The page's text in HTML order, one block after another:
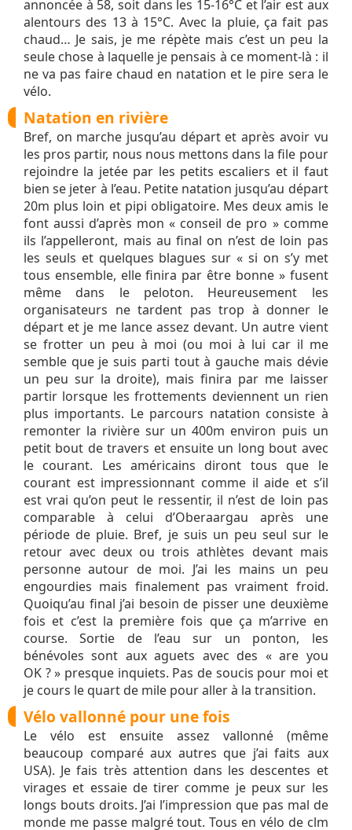
annoncée à 58, soit dans les 15-16°C et l’air est aux
alentours des 13 à 15°C. Avec la pluie, ça fait pas
chaud… Je sais, je me répète mais c’est un peu la
seule chose à laquelle je pensais à ce moment-là : il
ne va pas faire chaud en natation et le pire sera le
vélo.
Natation en rivière
Bref, on marche jusqu’au départ et après avoir vu
les pros partir, nous nous mettons dans la file pour
rejoindre la jetée par les petits escaliers et il faut
bien se jeter à l’eau. Petite natation jusqu’au départ
20m plus loin et pipi obligatoire. Mes deux amis le
font aussi d’après mon « conseil de pro » comme
ils l’appelleront, mais au final on n’est de loin pas
les seuls et quelques blagues sur « si on s’y met
tous ensemble, elle finira par être bonne » fusent
même dans le peloton. Heureusement les
organisateurs ne tardent pas trop à donner le
départ et je me lance assez devant. Un autre vient
se frotter un peu à moi (ou moi à lui car il me
semble que je suis parti tout à gauche mais dévie
un peu sur la droite), mais finira par me laisser
partir lorsque les frottements deviennent un rien
plus importants. Le parcours natation consiste à
remonter la rivière sur un 400m environ puis un
petit bout de travers et ensuite un long bout avec
le courant. Les américains diront tous que le
courant est impressionnant comme il aide et s’il
est vrai qu’on peut le ressentir, il n’est de loin pas
comparable à celui d’Oberaargau après une
période de pluie. Bref, je suis un peu seul sur le
retour avec deux ou trois athlètes devant mais
personne autour de moi. J’ai les mains un peu
engourdies mais finalement pas vraiment froid.
Quoiqu’au final j’ai besoin de pisser une deuxième
fois et c’est la première fois que ça m’arrive en
course. Sortie de l’eau sur un ponton, les
bénévoles sont aux aguets avec des « are you
OK ? » presque inquiets. Pas de soucis pour moi et
je cours le quart de mile pour aller à la transition.
Vélo vallonné pour une fois
Le vélo est ensuite assez vallonné (même
beaucoup comparé aux autres que j’ai faits aux
USA). Je fais très attention dans les descentes et
virages et essaie de tirer comme je peux sur les
longs bouts droits. J’ai l’impression que pas mal de
monde me passe malgré tout. Tous en vélo de clm